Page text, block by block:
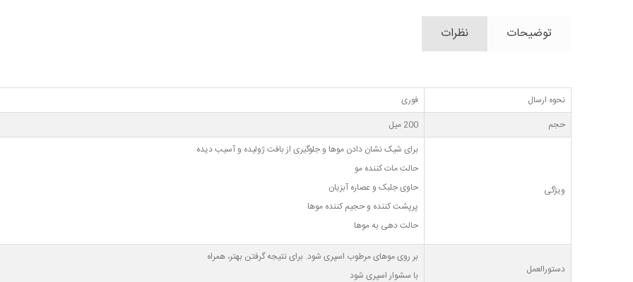
توضیحات نظرات
نحوه ارسال
فوری
حجم
200 میل
ویژگی
برای شیک نشان دادن موها و جلوگیری از بافت ژولیده و آسیب دیده
حالت مات کننده مو
حاوی جلبک و عصاره آبزیان
پرپشت کننده و حجیم کننده موها
حالت دهی به موها
دستورالعمل
بر روی موهای مرطوب اسپری شود. برای نتیجه گرفتن بهتر، همراه
با سشوار اسپری شود